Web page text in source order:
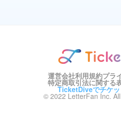
運営会社利用規約プラ
特定商取引法に関する
TicketDiveでチケッ
© 2022 LetterFan Inc.